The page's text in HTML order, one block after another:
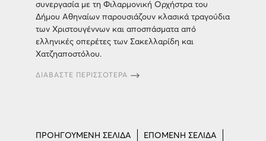
συνεργασία με τη Φιλαρμονική Ορχήστρα του
Δήμου Αθηναίων παρουσιάζουν κλασικά τραγούδια
των Χριστουγέννων και αποσπάσματα από
ελληνικές οπερέτες των Σακελλαρίδη και
Χατζηαποστόλου.
ΔΙΑΒΑΣΤΕ ΠΕΡΙΣΣΟΤΕΡΑ
ΠΡΟΗΓΟΥΜΕΝΗ ΣΕΛΙΔΑ ΕΠΟΜΕΝΗ ΣΕΛΙΔΑ